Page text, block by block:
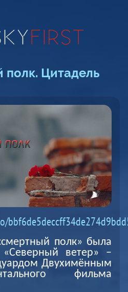
полк. Цитадель
полк» была
ветер» –
Двухимённым
фильма